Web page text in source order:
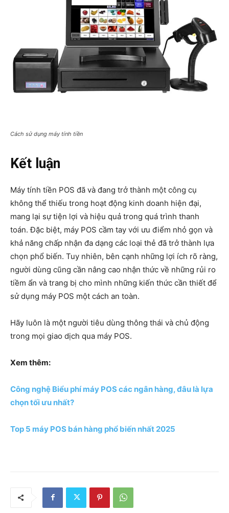
Cách sử dụng máy tính tiền
Kết luận
Máy tính tiền POS đã và đang trở thành một công cụ
không thể thiếu trong hoạt động kinh doanh hiện đại,
mang lại sự tiện lợi và hiệu quả trong quá trình thanh
toán. Đặc biệt, máy POS cầm tay với ưu điểm nhỏ gọn và
khả năng chấp nhận đa dạng các loại thẻ đã trở thành lựa
chọn phổ biến. Tuy nhiên, bên cạnh những lợi ích rõ ràng,
người dùng cũng cần nâng cao nhận thức về những rủi ro
tiềm ẩn và trang bị cho mình những kiến thức cần thiết để
sử dụng máy POS một cách an toàn.
Hãy luôn là một người tiêu dùng thông thái và chủ động
trong mọi giao dịch qua máy POS.
Xem thêm:
Công nghệ Biểu phí máy POS các ngân hàng, đâu là lựa
chọn tối ưu nhất?
Top 5 máy POS bán hàng phổ biến nhất 2025